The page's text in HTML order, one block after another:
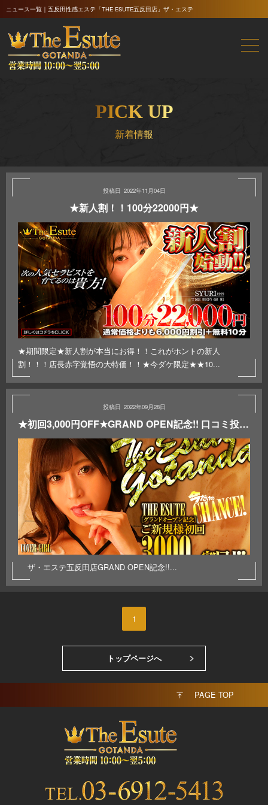
ニュース一覧｜五反田性感エステ「THE ESUTE五反田店」ザ・エステ
PICK UP
新着情報
2022年11月04日
★新人割！！100分22000円★
★期間限定★新人割が本当にお得！！これがホントの新人
割！！！店長赤字覚悟の大特価！！★今ダケ限定★★10...
2022年09月28日
★初回3,000円OFF★GRAND OPEN記念!! 口コミ投稿・アンケート回答で更に！次回3,000円OFF
ザ・エステ五反田店GRAND OPEN記念!!...
1
トップページへ
PAGE TOP